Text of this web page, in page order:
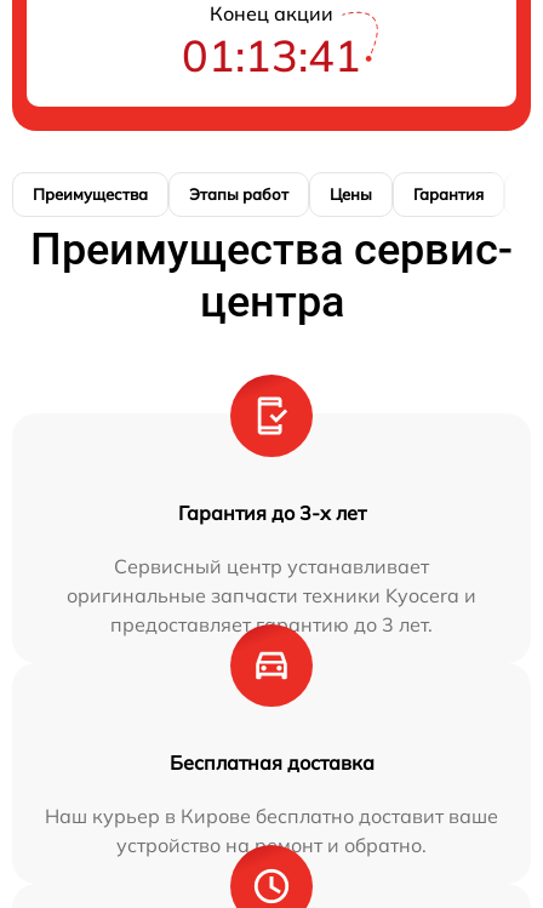
Конец акции
01:13:40
Преимущества Этапы работ Цены Гарантия
Преимущества сервис-
центра
Гарантия до 3-х лет
Сервисный центр устанавливает
оригинальные запчасти техники Kyocera и
предоставляет гарантию до 3 лет.
Бесплатная доставка
Наш курьер в Кирове бесплатно доставит ваше
устройство на ремонт и обратно.